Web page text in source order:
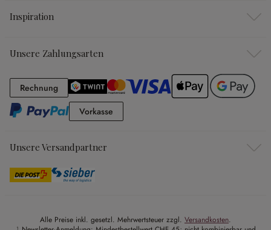
Inspiration
Unsere Zahlungsarten
RechnungRechnung
Vorkasse
Unsere Versandpartner
Alle Preise inkl. gesetzl. Mehrwertsteuer zzgl. Versandkosten.